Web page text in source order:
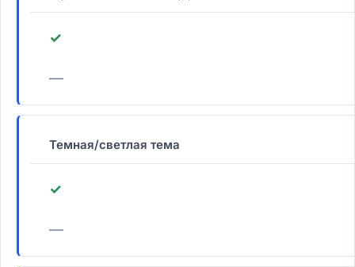
✓
—
Темная/светлая тема
✓
—